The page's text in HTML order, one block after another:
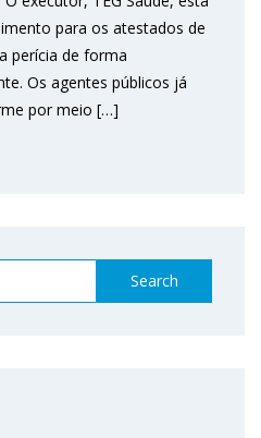
para os atestados de
perícia de forma
Os agentes públicos já
por meio […]
Search